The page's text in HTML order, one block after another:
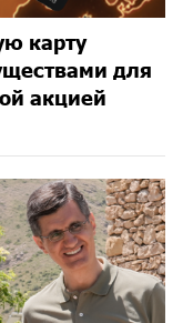
карту
для
акцией